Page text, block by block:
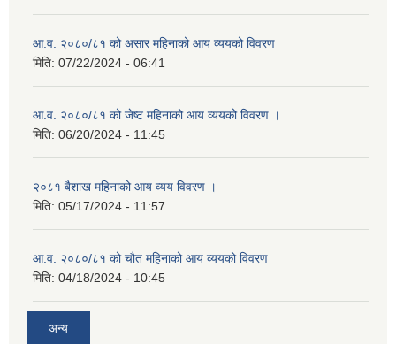
आ.व. २०८०/८१ को असार महिनाको आय व्ययको विवरण
मिति: 07/22/2024 - 06:41
आ.व. २०८०/८१ को जेष्ट महिनाको आय व्ययको विवरण ।
मिति: 06/20/2024 - 11:45
२०८१ बैशाख महिनाको आय व्यय विवरण ।
मिति: 05/17/2024 - 11:57
आ.व. २०८०/८१ को चौत महिनाको आय व्ययको विवरण
मिति: 04/18/2024 - 10:45
अन्य